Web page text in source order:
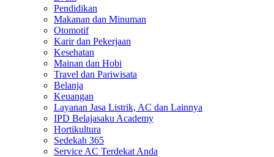
Pendidikan
Makanan dan Minuman
Otomotif
Karir dan Pekerjaan
Kesehatan
Mainan dan Hobi
Travel dan Pariwisata
Belanja
Keuangan
Layanan Jasa Listrik, AC dan Lainnya
IPD Belajasaku Academy
Hortikultura
Sedekah 365
Service AC Terdekat Anda